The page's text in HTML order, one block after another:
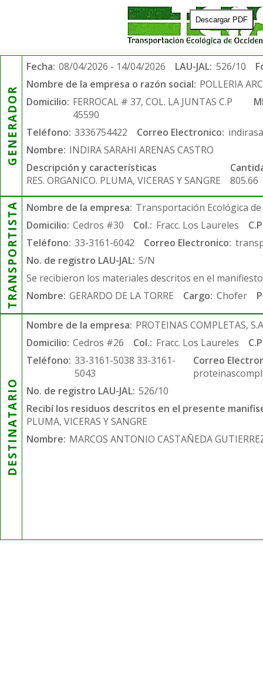
Descargar PDF
GENERADOR
Fecha: 08/04/2026 - 14/04/2026 LAU-JAL: 526/10
Nombre de la empresa o razón social: POLLERIA
Domicilio: FERROCAL # 37, COL. LA JUNTAS C.P
45590
Teléfono: 3336754422 Correo Electronico:
Nombre: INDIRA SARAHI ARENAS CASTRO
Descripción y características
RES. ORGANICO. PLUMA, VICERAS Y SANGRE
805.66
TRANSPORTISTA Nombre de la empresa: Transportación Ecológica de
Domicilio: Cedros #30 Col.: Fracc. Los Laureles
Teléfono: 33-3161-6042 Correo Electronico:
No. de registro LAU-JAL: S/N
Se recibieron los materiales descritos en el
Nombre: GERARDO DE LA TORRE Cargo: Chofer
DESTINATARIO
Nombre de la empresa: PROTEINAS COMPLETAS,
Domicilio: Cedros #26 Col.: Fracc. Los Laureles
Teléfono: 33-3161-5038 33-3161-
5043
Correo
No. de registro LAU-JAL: 526/10
Recibí los residuos descritos en el presente
PLUMA, VICERAS Y SANGRE
Nombre: MARCOS ANTONIO CASTAÑEDA